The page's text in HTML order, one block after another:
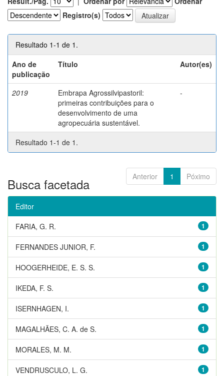
Registro(s)
Resultado 1-1 de 1.
Ano de
publicação
Título Autor(es)
2019
Embrapa Agrossilvipastoril:
primeiras contribuições para o
desenvolvimento de uma
agropecuária sustentável.
-
Resultado 1-1 de 1.
Anterior 1 Póximo
Busca facetada
Editor
1
FARIA, G. R.
1
FERNANDES JUNIOR, F.
1
HOOGERHEIDE, E. S. S.
1
IKEDA, F. S.
1
ISERNHAGEN, I.
1
MAGALHÃES, C. A. de S.
1
MORALES, M. M.
1
VENDRUSCULO, L. G.